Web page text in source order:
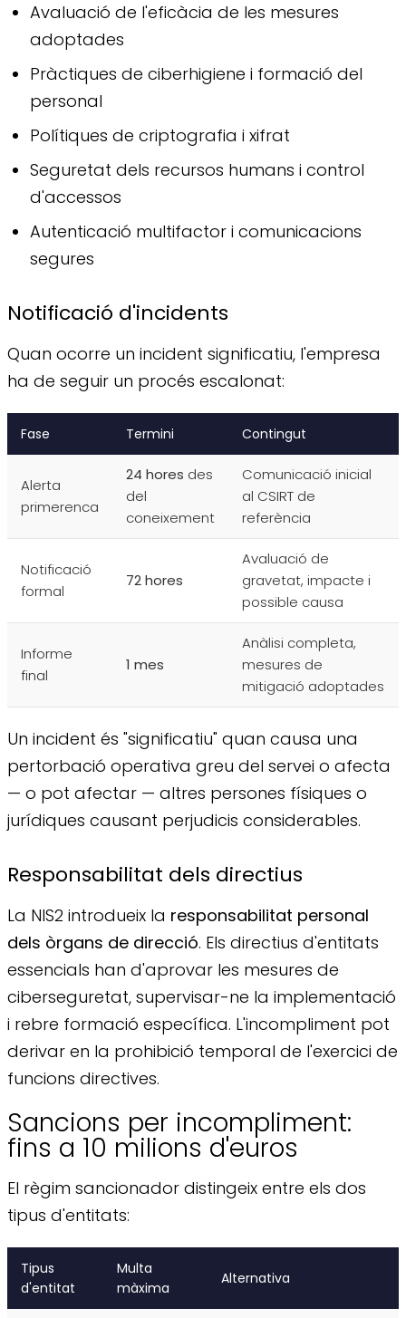
Avaluació de l'eficàcia de les mesures
adoptades
Pràctiques de ciberhigiene i formació del
personal
Polítiques de criptografia i xifrat
Seguretat dels recursos humans i control
d'accessos
Autenticació multifactor i comunicacions
segures
Notificació d'incidents
Quan ocorre un incident significatiu, l'empresa
ha de seguir un procés escalonat:
Fase Termini Contingut
Alerta
primerenca
24 hores des
del
coneixement
Comunicació inicial
al CSIRT de
referència
Notificació
formal
72 hores
Avaluació de
gravetat, impacte i
possible causa
Informe
final
1 mes
Anàlisi completa,
mesures de
mitigació adoptades
Un incident és "significatiu" quan causa una
pertorbació operativa greu del servei o afecta
— o pot afectar — altres persones físiques o
jurídiques causant perjudicis considerables.
Responsabilitat dels directius
La NIS2 introdueix la responsabilitat personal
dels òrgans de direcció. Els directius d'entitats
essencials han d'aprovar les mesures de
ciberseguretat, supervisar-ne la implementació
i rebre formació específica. L'incompliment pot
derivar en la prohibició temporal de l'exercici de
funcions directives.
Sancions per incompliment:
fins a 10 milions d'euros
El règim sancionador distingeix entre els dos
tipus d'entitats:
Tipus
d'entitat
Multa
màxima
Alternativa